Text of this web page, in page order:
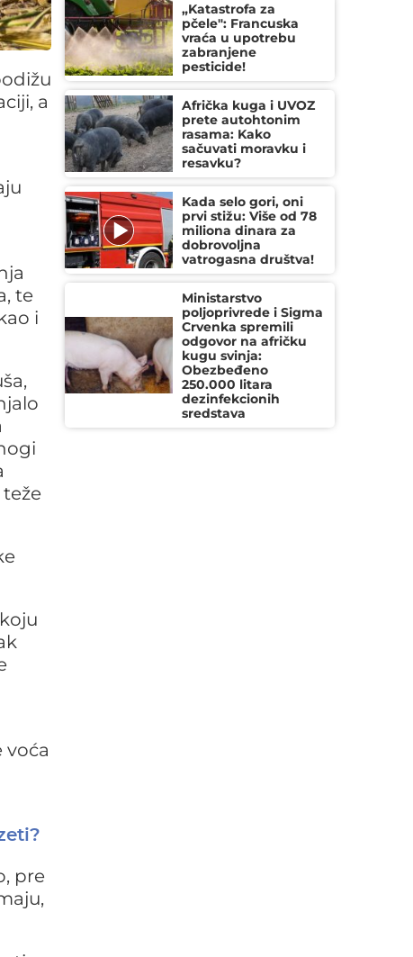
a
te
i
voća
pre
„Katastrofa za
pčele": Francuska
vraća u upotrebu
zabranjene
pesticide!
Afrička kuga i UVOZ
prete autohtonim
rasama: Kako
sačuvati moravku i
resavku?
Kada selo gori, oni
prvi stižu: Više od 78
miliona dinara za
dobrovoljna
vatrogasna društva!
Ministarstvo
poljoprivrede i Sigma
Crvenka spremili
odgovor na afričku
kugu svinja:
Obezbeđeno
250.000 litara
dezinfekcionih
sredstava